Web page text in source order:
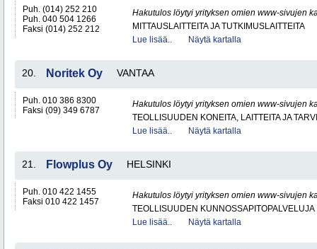
Puh. (014) 252 210
Puh. 040 504 1266
Faksi (014) 252 212
Hakutulos löytyi yrityksen omien www-sivujen
MITTAUSLAITTEITA JA TUTKIMUSLAITTEITA
Lue lisää..
Näytä kartalla
20. Noritek Oy VANTAA
Puh. 010 386 8300
Faksi (09) 349 6787
Hakutulos löytyi yrityksen omien www-sivujen
TEOLLISUUDEN KONEITA, LAITTEITA JA
Lue lisää..
Näytä kartalla
21. Flowplus Oy HELSINKI
Puh. 010 422 1455
Faksi 010 422 1457
Hakutulos löytyi yrityksen omien www-sivujen
TEOLLISUUDEN KUNNOSSAPITOPALVELUJA
Lue lisää..
Näytä kartalla